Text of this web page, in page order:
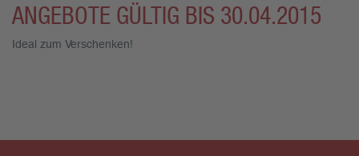
ANGEBOTE GÜLTIG BIS 30.04.2015
Ideal zum Verschenken!